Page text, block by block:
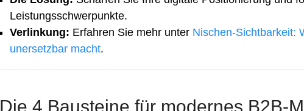
Leistungsschwerpunkte.
Verlinkung: Erfahren Sie mehr unter Nischen-Sichtbarkeit:
unersetzbar macht.
Die 4 Bausteine für modernes B2B-